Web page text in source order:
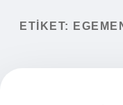
Yasal Uyarı
ETIKET: